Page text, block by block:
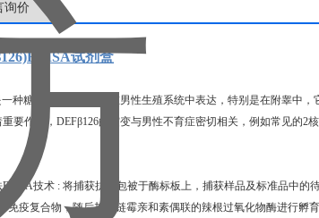
询价
试剂盒
一种糖基化多肽，主要在男性生殖系统中表达，特别是在附睾中
要作用，DEFβ126的突变与男性不育症密切相关，例如常见的
技术 : 将捕获抗体包被于酶标板上，捕获样品及标准品中的
"免疫复合物，随后加入链霉亲和素偶联的辣根过氧化物酶进行